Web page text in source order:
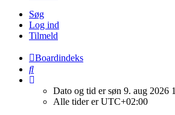
Søg
Log ind
Tilmeld
Boardindeks
Søg
Dato og tid er søn 9. aug 2026
Alle tider erUTC+02:00